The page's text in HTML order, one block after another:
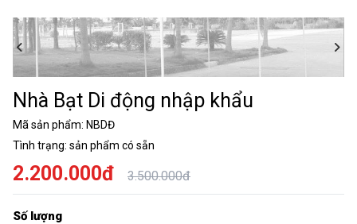
Nhà Bạt Di động nhập khẩu
Mã sản phẩm: NBDĐ
Tình trạng: sản phẩm có sẵn
2.200.000đ 3.500.000đ
Số lượng